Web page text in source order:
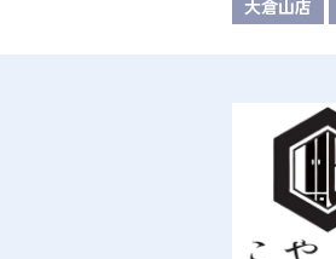
大倉山店